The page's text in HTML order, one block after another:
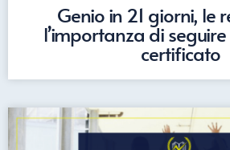
Genio in 21 giorni, le
l’importanza di
certificato